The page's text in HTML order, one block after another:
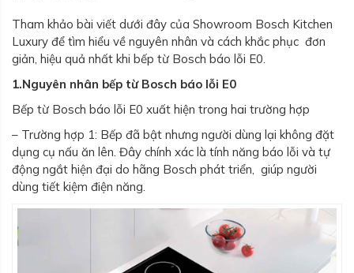
Tham khảo bài viết dưới đây của Showroom Bosch Kitchen
Luxury để tìm hiểu về nguyên nhân và cách khắc phục đơn
giản, hiệu quả nhất khi bếp từ Bosch báo lỗi E0.
1.Nguyên nhân bếp từ Bosch báo lỗi E0
Bếp từ Bosch báo lỗi E0 xuất hiện trong hai trường hợp
– Trường hợp 1: Bếp đã bật nhưng người dùng lại không đặt
dụng cụ nấu ăn lên. Đây chính xác là tính năng báo lỗi và tự
động ngắt hiện đại do hãng Bosch phát triển, giúp người
dùng tiết kiệm điện năng.